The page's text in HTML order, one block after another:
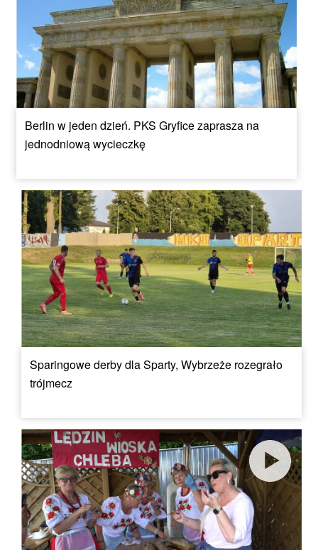
Berlin w jeden dzień. PKS Gryfice zaprasza na
jednodniową wycieczkę
Sparingowe derby dla Sparty, Wybrzeże rozegrało
trójmecz